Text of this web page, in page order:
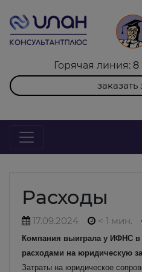
Горячая линия: 8
заказать
Расходы
17.09.2024 < 1 мин.
Компания выиграла у ИФНС в
расходами на юридическую
Затраты на юридическое